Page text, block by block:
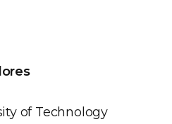
of Technology